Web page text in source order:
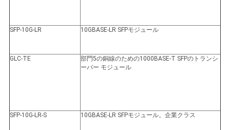
SFP-10G-LR 10GBASE-LR SFPモジュール
GLC-TE
部門5の銅線のための1000BASE-T SFPのトランシ
ーバー モジュール
SFP-10G-LR-S 10GBASE-LR SFPモジュール。企業クラス